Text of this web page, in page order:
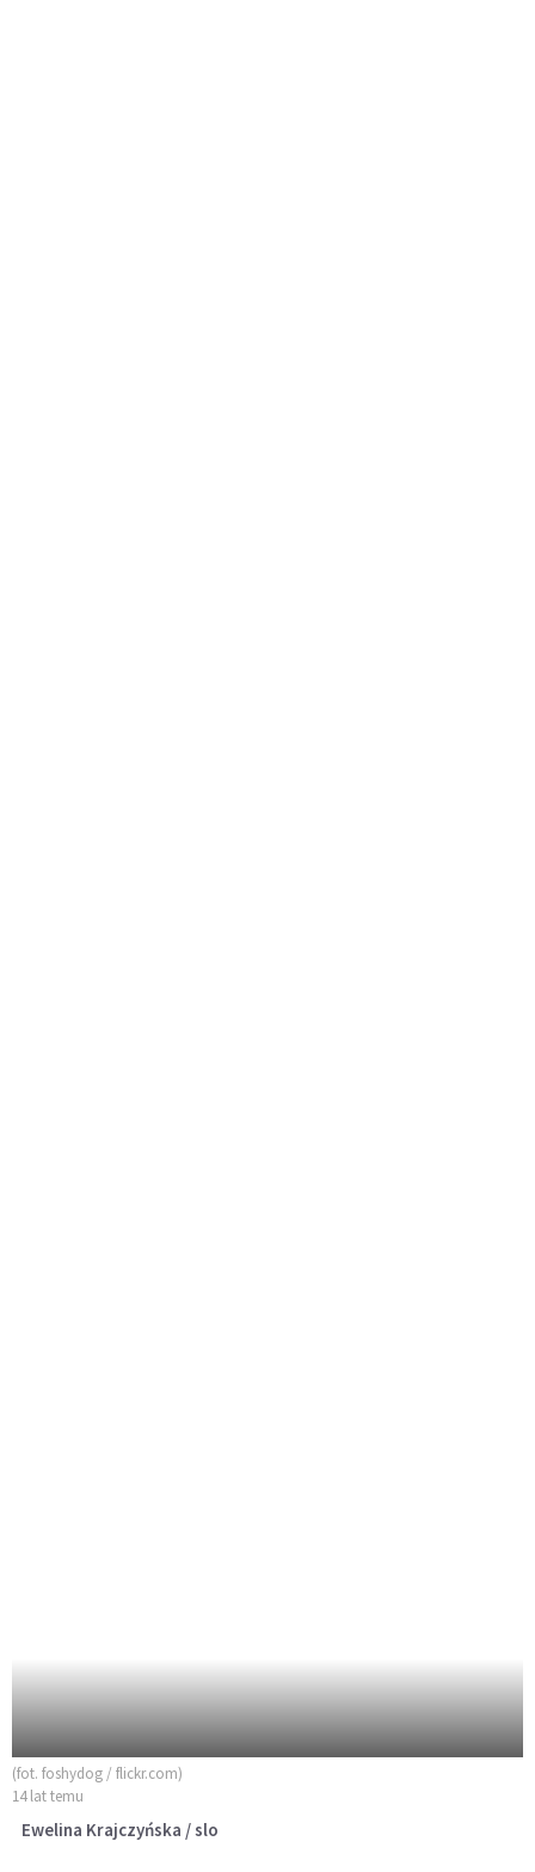
(fot. foshydog / flickr.com)
14 lat temu
Ewelina Krajczyńska / slo